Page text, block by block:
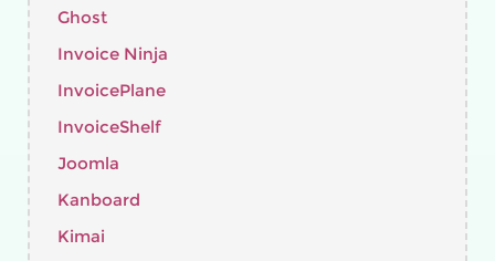
Ghost
Invoice Ninja
InvoicePlane
InvoiceShelf
Joomla
Kanboard
Kimai